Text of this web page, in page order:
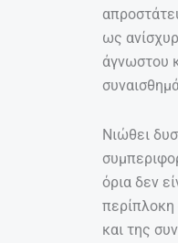
ως
άγνωστου
Νιώθει
όρια δεν
περίπλοκη
και της